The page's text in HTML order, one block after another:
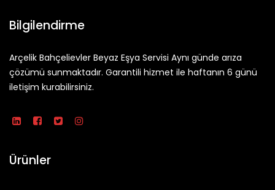
Bilgilendirme
Arçelik Bahçelievler Beyaz Eşya Servisi Aynı günde arıza
çözümü sunmaktadır. Garantili hizmet ile haftanın 6 günü
iletişim kurabilirsiniz.
Ürünler